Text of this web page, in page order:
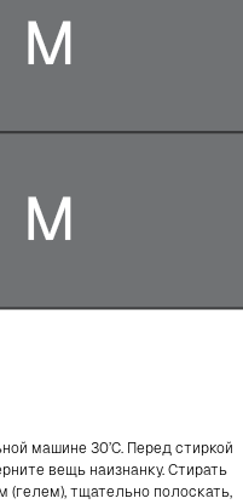
машине 30’С. Перед стиркой
вещь наизнанку. Стирать
тщательно полоскать,